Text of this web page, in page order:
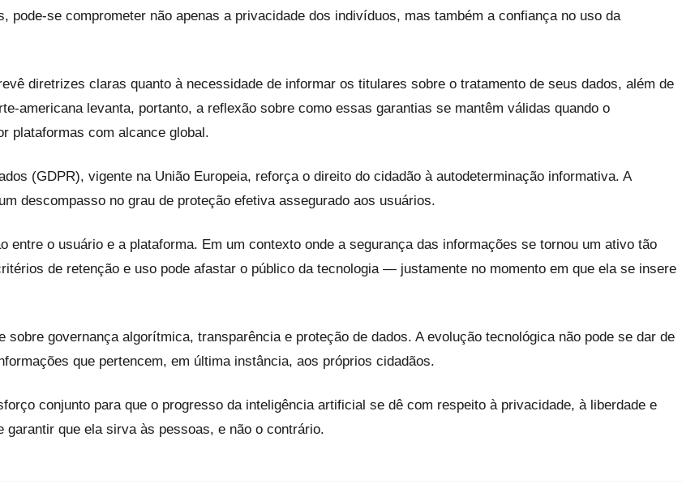
se comprometer não apenas a privacidade dos indivíduos, mas também a confiança no uso da
diretrizes claras quanto à necessidade de informar os titulares sobre o tratamento de seus dados, além de
americana levanta, portanto, a reflexão sobre como essas garantias se mantêm válidas quando o
plataformas com alcance global.
(GDPR), vigente na União Europeia, reforça o direito do cidadão à autodeterminação informativa. A
descompasso no grau de proteção efetiva assegurado aos usuários.
o usuário e a plataforma. Em um contexto onde a segurança das informações se tornou um ativo tão
de retenção e uso pode afastar o público da tecnologia — justamente no momento em que ela se insere
governança algorítmica, transparência e proteção de dados. A evolução tecnológica não pode se dar de
que pertencem, em última instância, aos próprios cidadãos.
conjunto para que o progresso da inteligência artificial se dê com respeito à privacidade, à liberdade e
que ela sirva às pessoas, e não o contrário.